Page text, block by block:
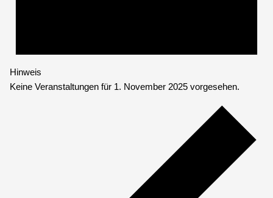
Hinweis
Keine Veranstaltungen für 1. November 2025 vorgesehen.